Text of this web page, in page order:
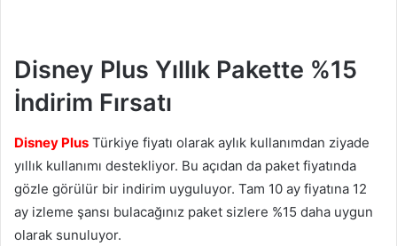
Disney Plus Yıllık Pakette %15
İndirim Fırsatı
Disney Plus Türkiye fiyatı olarak aylık kullanımdan ziyade
yıllık kullanımı destekliyor. Bu açıdan da paket fiyatında
gözle görülür bir indirim uyguluyor. Tam 10 ay fiyatına 12
ay izleme şansı bulacağınız paket sizlere %15 daha uygun
olarak sunuluyor.